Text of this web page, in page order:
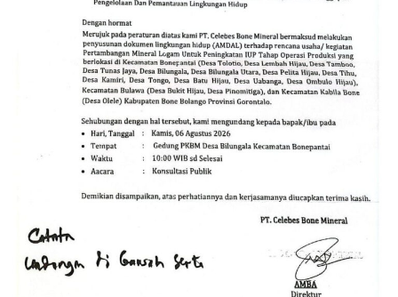
“Kami berharap upaya ini
menjadi titik balik agar
pemerintah hadir di tengah
masyarakat, berani
menegakkan hukum tanpa
pandang bulu, dan
melakukan audit
menyeluruh terhadap
setiap perusahaan